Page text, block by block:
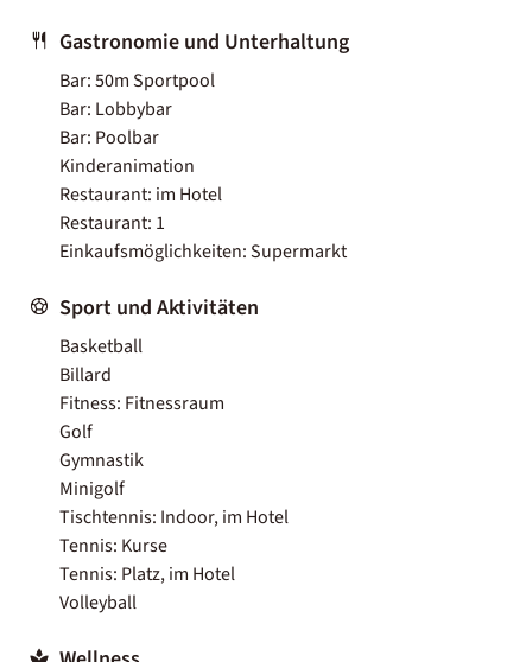
Gastronomie und Unterhaltung
Bar: 50m Sportpool
Bar: Lobbybar
Bar: Poolbar
Kinderanimation
Restaurant: im Hotel
Restaurant: 1
Einkaufsmöglichkeiten: Supermarkt
Sport und Aktivitäten
Basketball
Billard
Fitness: Fitnessraum
Golf
Gymnastik
Minigolf
Tischtennis: Indoor, im Hotel
Tennis: Kurse
Tennis: Platz, im Hotel
Volleyball